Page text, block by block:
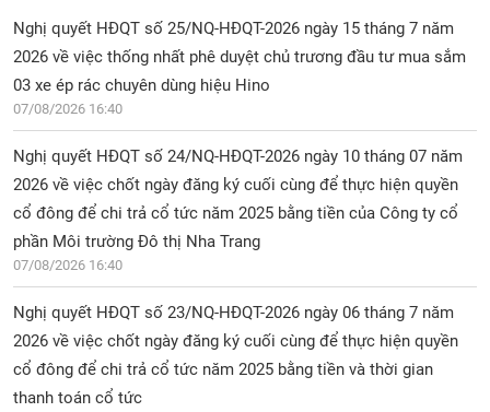
Nghị quyết HĐQT số 25/NQ-HĐQT-2026 ngày 15 tháng 7 năm
2026 về việc thống nhất phê duyệt chủ trương đầu tư mua sắm
03 xe ép rác chuyên dùng hiệu Hino
07/08/2026 16:40
Nghị quyết HĐQT số 24/NQ-HĐQT-2026 ngày 10 tháng 07 năm
2026 về việc chốt ngày đăng ký cuối cùng để thực hiện quyền
cổ đông để chi trả cổ tức năm 2025 bằng tiền của Công ty cổ
phần Môi trường Đô thị Nha Trang
07/08/2026 16:40
Nghị quyết HĐQT số 23/NQ-HĐQT-2026 ngày 06 tháng 7 năm
2026 về việc chốt ngày đăng ký cuối cùng để thực hiện quyền
cổ đông để chi trả cổ tức năm 2025 bằng tiền và thời gian
thanh toán cổ tức